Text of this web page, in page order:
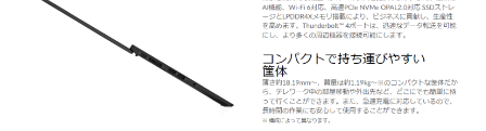
購入金額の詳細とスペックについて
今回紹介した商品一覧